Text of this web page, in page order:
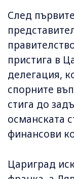
След
пристига в
делегация,
спорните
стига до
османската
финансови
Цариград